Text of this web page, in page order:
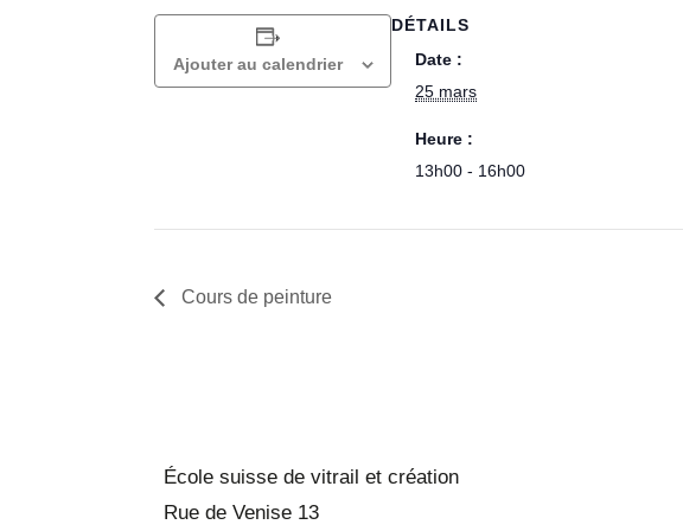
Ajouter au calendrier
DÉTAILS
Date :
25 mars
Heure :
13h00 - 16h00
Cours de peinture
École suisse de vitrail et création
Rue de Venise 13